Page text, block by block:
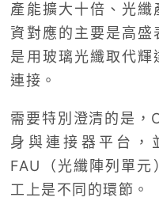
產能擴大十倍、光纖
資對應的主要是高盛
是用玻璃光纖取代
連接。
需要特別澄清的是
身與連接器平台，
FAU（光纖陣列單元
工上是不同的環節。